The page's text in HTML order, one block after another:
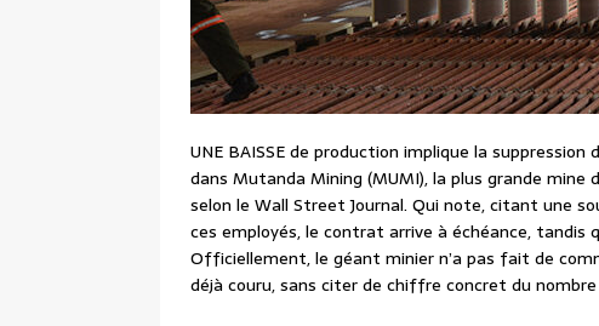
UNE BAISSE de production implique la
dans Mutanda Mining (MUMI), la plus grande mine
selon le Wall Street Journal. Qui note, citant une
ces employés, le contrat arrive à échéance,
Officiellement, le géant minier n’a pas fait de
déjà couru, sans citer de chiffre concret du nombre